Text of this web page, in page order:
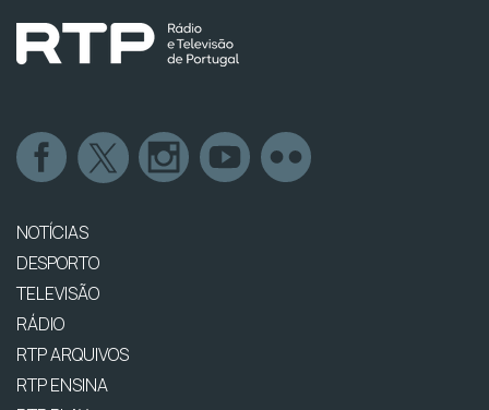
NOTÍCIAS
DESPORTO
TELEVISÃO
RÁDIO
RTP ARQUIVOS
RTP ENSINA